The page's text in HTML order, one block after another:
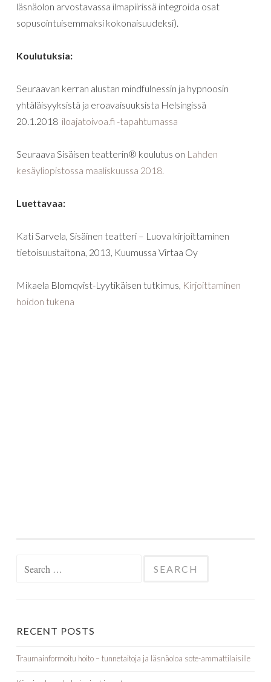
läsnäolon arvostavassa ilmapiirissä integroida osat
sopusointuisemmaksi kokonaisuudeksi).
Koulutuksia:
Seuraavan kerran alustan mindfulnessin ja hypnoosin
yhtäläisyyksistä ja eroavaisuuksista Helsingissä
20.1.2018 iloajatoivoa.fi -tapahtumassa
Seuraava Sisäisen teatterin® koulutus on Lahden
kesäyliopistossa maaliskuussa 2018.
Luettavaa:
Kati Sarvela, Sisäinen teatteri – Luova kirjoittaminen
tietoisuustaitona, 2013, Kuumussa Virtaa Oy
Mikaela Blomqvist-Lyytikäisen tutkimus, Kirjoittaminen
hoidon tukena
RECENT POSTS
Traumainformoitu hoito – tunnetaitoja ja läsnäoloa sote-ammattilaisille